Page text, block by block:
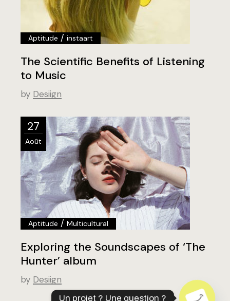
Aptitude /instaart
The Scientific Benefits of Listening
to Music
by Desiign
27
Août
Aptitude /Multicultural
Exploring the Soundscapes of ‘The
Hunter’ album
by Desiign
Un projet ? Une question ?